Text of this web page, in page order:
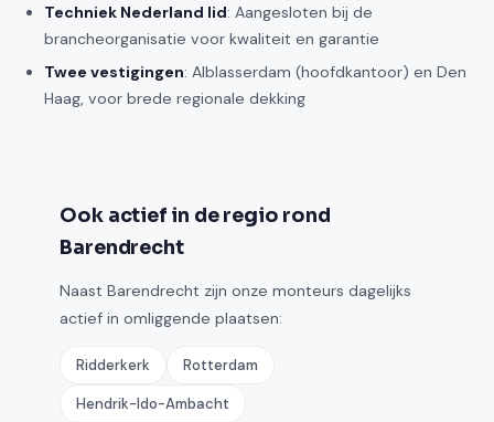
Techniek Nederland lid: Aangesloten bij de
brancheorganisatie voor kwaliteit en garantie
Twee vestigingen: Alblasserdam (hoofdkantoor) en Den
Haag, voor brede regionale dekking
Ook actief in de regio rond
Barendrecht
Naast Barendrecht zijn onze monteurs dagelijks
actief in omliggende plaatsen:
Ridderkerk Rotterdam
Hendrik-Ido-Ambacht